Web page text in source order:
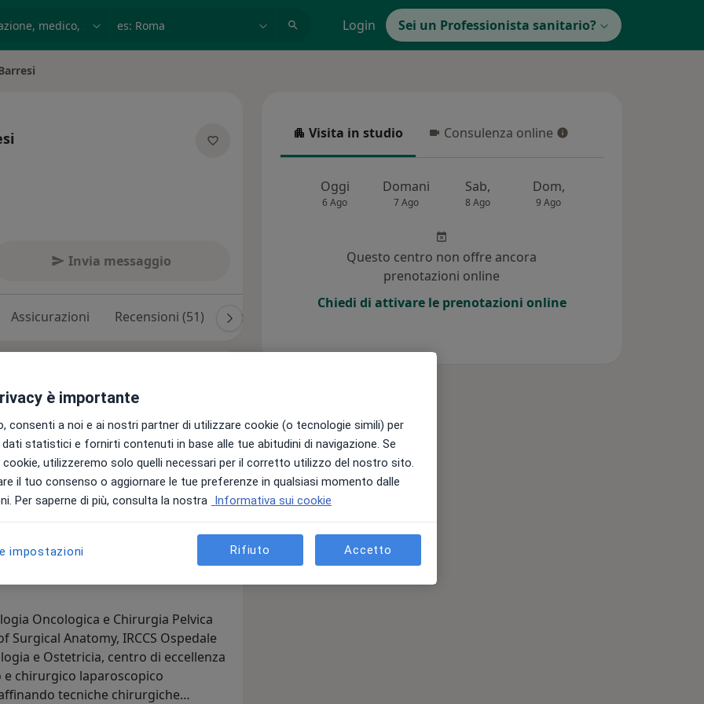
Login Sei un Professionista sanitario?
Invia messaggio
Assicurazioni Recensioni (51) Risposte ai pazienti (22)
che lavora come Dirigente
Ginecologia ed Ostetricia presso
Universitaria di Parma,
diagnosi e nel trattamento medico
ginecologiche complesse. Il mio
precisione diagnostica e sulla
terapeutici personalizzati, sempre
Oncologica e Chirurgia Pelvica
Anatomy, IRCCS Ospedale
e Ostetricia, centro di eccellenza
chirurgico laparoscopico
tecniche chirurgiche
Visita in studio
Visita in studio Consulenza online
Consulenza online
Oggi
6 Ago
Domani
7 Ago
Sab,
8 Ago
Dom,
9 Ago
Questo centro non offre ancora
prenotazioni online
Chiedi di attivare le prenotazioni online
è importante
consenti a noi e ai nostri partner di utilizzare cookie (o tecnologie simili) per
statistici e fornirti contenuti in base alle tue abitudini di navigazione. Se
utilizzeremo solo quelli necessari per il corretto utilizzo del nostro sito.
il tuo consenso o aggiornare le tue preferenze in qualsiasi momento dalle
Per saperne di più, consulta la nostra Informativa sui cookie
impostazioni Rifiuto Accetto